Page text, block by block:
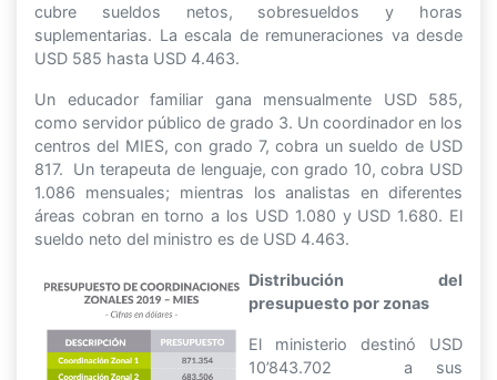
cubre sueldos netos, sobresueldos y horas
suplementarias. La escala de remuneraciones va desde
USD 585 hasta USD 4.463.
Un educador familiar gana mensualmente USD 585,
como servidor público de grado 3. Un coordinador en los
centros del MIES, con grado 7, cobra un sueldo de USD
817. Un terapeuta de lenguaje, con grado 10, cobra USD
1.086 mensuales; mientras los analistas en diferentes
áreas cobran en torno a los USD 1.080 y USD 1.680. El
sueldo neto del ministro es de USD 4.463.
Distribución del
presupuesto por zonas
El ministerio destinó USD
10’843.702 a sus